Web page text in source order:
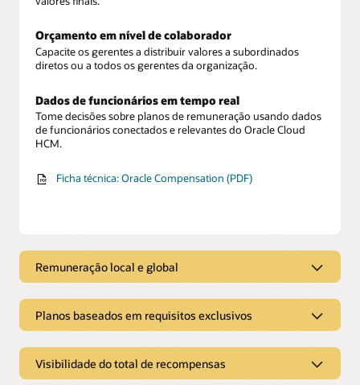
Orçamento em nível de colaborador
Capacite os gerentes a distribuir valores a subordinados
diretos ou a todos os gerentes da organização.
Dados de funcionários em tempo real
Tome decisões sobre planos de remuneração usando dados
de funcionários conectados e relevantes do Oracle Cloud
HCM.
Ficha técnica: Oracle Compensation (PDF)
Remuneração local e global
Alocação local e global
Aloque e gerencie vários tipos de remuneração, como
salário, bônus e estoque para colaboradores,
independentemente de sua localização.
Planos baseados em requisitos exclusivos
exclusivos
Visibilidade do total de recompensas